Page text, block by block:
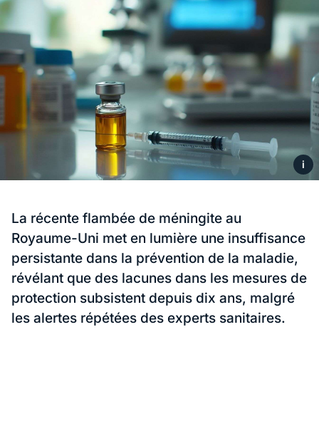
i
La récente flambée de méningite au
Royaume-Uni met en lumière une insuffisance
persistante dans la prévention de la maladie,
révélant que des lacunes dans les mesures de
protection subsistent depuis dix ans, malgré
les alertes répétées des experts sanitaires.